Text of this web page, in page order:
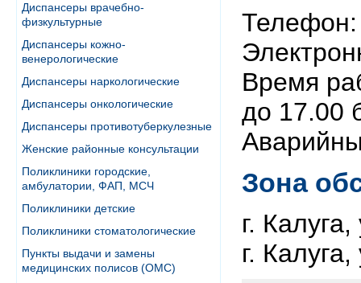
Диспансеры врачебно-
физкультурные
Диспансеры кожно-
венерологические
Диспансеры наркологические
Диспансеры онкологические
Диспансеры противотуберкулезные
Женские районные консультации
Поликлиники городские,
амбулатории, ФАП, МСЧ
Поликлиники детские
Поликлиники стоматологические
Пункты выдачи и замены
медицинских полисов (ОМС)
Телефон:
Время
до 17.00
Зона
г.
г.